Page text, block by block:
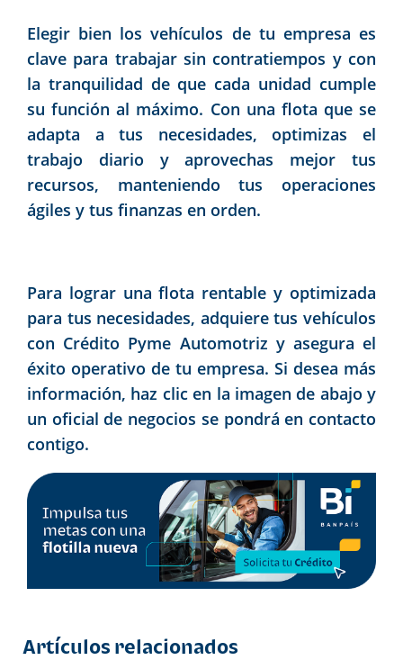
Elegir bien los vehículos de tu empresa es
clave para trabajar sin contratiempos y con
la tranquilidad de que cada unidad cumple
su función al máximo. Con una flota que se
adapta a tus necesidades, optimizas el
trabajo diario y aprovechas mejor tus
recursos, manteniendo tus operaciones
ágiles y tus finanzas en orden.
Para lograr una flota rentable y optimizada
para tus necesidades, adquiere tus vehículos
con Crédito Pyme Automotriz y asegura el
éxito operativo de tu empresa. Si desea más
información, haz clic en la imagen de abajo y
un oficial de negocios se pondrá en contacto
contigo.
Artículos relacionados